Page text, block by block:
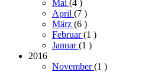
Mai (4 )
April (7 )
März (6 )
Februar(1 )
Januar(1 )
2016
November(1 )